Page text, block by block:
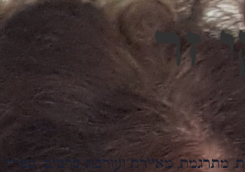
זר
מתרגמת, מאיירת ועורכת סרטים.